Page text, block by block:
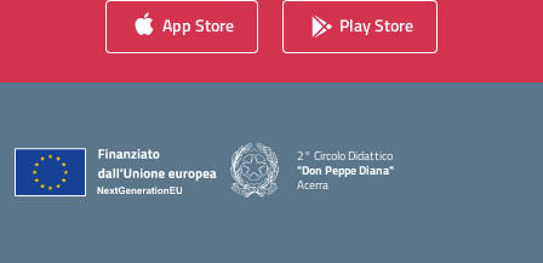
App Store Play Store
2° Circolo Didattico
"Don Peppe Diana"
Acerra